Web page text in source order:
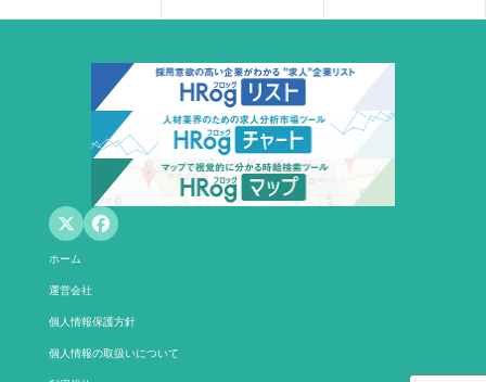
ホーム
運営会社
個人情報保護方針
個人情報の取扱いについて